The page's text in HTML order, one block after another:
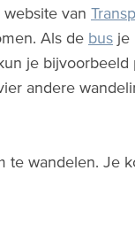
van
Als de bus je
je
andere
wandelen. Je